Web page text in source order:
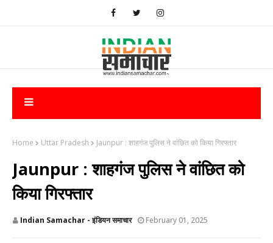
Home Uttar Pradesh Jaunpur : ​शाहगंज पुलिस ने वांछित को किया गिरफ्तार
Jaunpur : ​शाहगंज पुलिस ने वांछित को
किया गिरफ्तार
Indian Samachar - इंडियन समाचार February 01, 2025